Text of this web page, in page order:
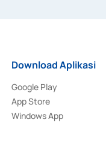
Download Aplikasi
Google Play
App Store
Windows App